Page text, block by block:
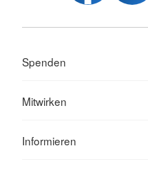
Spenden
Mitwirken
Informieren